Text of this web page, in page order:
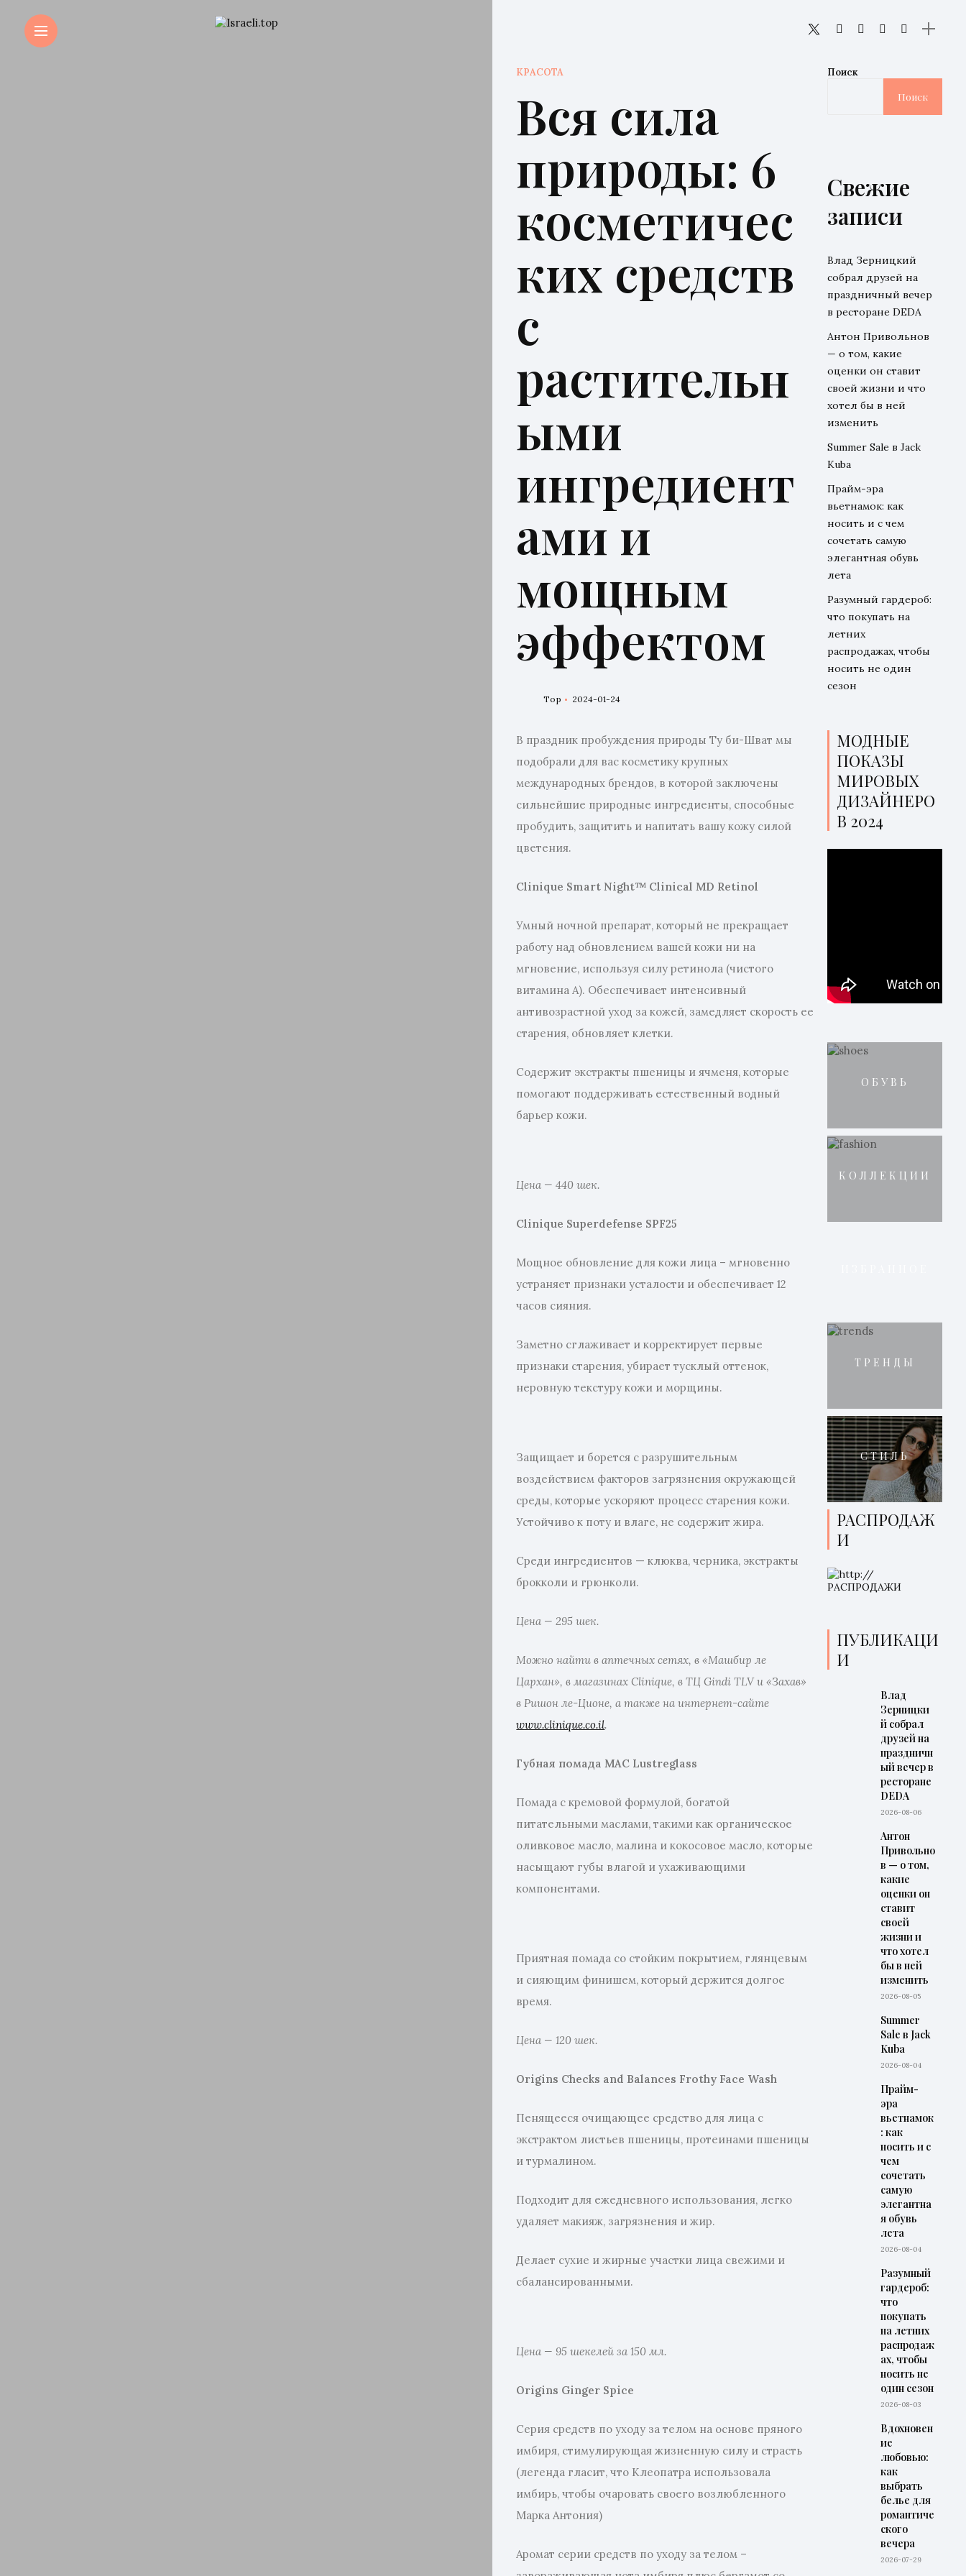
КРАСОТА
Вся сила
природы: 6
косметичес
ких средств
с
растительн
ыми
ингредиент
ами и
мощным
эффектом
Top 2024-01-24
В праздник пробуждения природы Ту би-Шват мы
подобрали для вас косметику крупных
международных брендов, в которой заключены
сильнейшие природные ингредиенты, способные
пробудить, защитить и напитать вашу кожу силой
цветения.
Clinique Smart Night™ Clinical MD Retinol
Умный ночной препарат, который не прекращает
работу над обновлением вашей кожи ни на
мгновение, используя силу ретинола (чистого
витамина А). Обеспечивает интенсивный
антивозрастной уход за кожей, замедляет скорость ее
старения, обновляет клетки.
Содержит экстракты пшеницы и ячменя, которые
помогают поддерживать естественный водный
барьер кожи.
Цена — 440шек.
Clinique Superdefense SPF25
Мощное обновление для кожи лица – мгновенно
устраняет признаки усталости и обеспечивает 12
часов сияния.
Заметно сглаживает и корректирует первые
признаки старения, убирает тусклый оттенок,
неровную текстуру кожи и морщины.
Защищает и борется с разрушительным
воздействием факторов загрязнения окружающей
среды, которые ускоряют процесс старения кожи.
Устойчиво к поту и влаге, не содержит жира.
Среди ингредиентов — клюква, черника, экстракты
брокколи и грюнколи.
Цена — 295 шек.
Можно найти в аптечных сетях, в «Машбир ле
Цархан», в магазинах Clinique, в ТЦ Gindi TLV и «Захав»
в Ришон ле-Ционе, а также на интернет-сайте
www.clinique.co.il.
Губная помада MAC Lustreglass
Помада с кремовой формулой, богатой
питательными маслами, такими как органическое
оливковое масло, малина и кокосовое масло, которые
насыщают губы влагой и ухаживающими
компонентами.
Приятная помада со стойким покрытием, глянцевым
и сияющим финишем, который держится долгое
время.
Цена — 120 шек.
Origins Checks and Balances Frothy Face Wash
Пенящееся очищающее средство для лица с
экстрактом листьев пшеницы, протеинами пшеницы
и турмалином.
Подходит для ежедневного использования, легко
удаляет макияж, загрязнения и жир.
Делает сухие и жирные участки лица свежими и
сбалансированными.
Цена — 95 шекелей за 150 мл.
Origins Ginger Spice
Серия средств по уходу за телом на основе пряного
имбиря, стимулирующая жизненную силу и страсть
(легенда гласит, что Клеопатра использовала
имбирь, чтобы очаровать своего возлюбленного
Марка Антония)
Аромат серии средств по уходу за телом –
Поиск
Поиск
Свежие
записи
Влад Зерницкий
собрал друзей на
праздничный вечер
в ресторане DEDA
Антон Привольнов
— о том, какие
оценки он ставит
своей жизни и что
хотел бы в ней
изменить
Summer Sale в Jack
Kuba
Прайм-эра
вьетнамок: как
носить и с чем
сочетать самую
элегантная обувь
лета
Разумный гардероб:
что покупать на
летних
распродажах, чтобы
носить не один
сезон
МОДНЫЕ
ПОКАЗЫ
МИРОВЫХ
ДИЗАЙНЕРО
В 2024
ОБУВЬ
КОЛЛЕКЦИИ
ТРЕНДЫ
СТИЛЬ
РАСПРОДАЖ
И
ПУБЛИКАЦИ
И
Влад
Зерницки
й собрал
друзей на
праздничн
ый вечер в
ресторане
DEDA
2026-08-06
Антон
Привольно
в — о том,
какие
оценки он
ставит
своей
жизни и
что хотел
бы в ней
изменить
2026-08-05
Summer
Sale в Jack
Kuba
2026-08-04
Прайм-
эра
вьетнамок
: как
носить и с
чем
сочетать
самую
элегантна
я обувь
лета
2026-08-04
Разумный
гардероб:
что
покупать
на летних
распродаж
ах, чтобы
носить не
один сезон
2026-08-03
Вдохновен
ие
любовью:
как
выбрать
белье для
романтиче
ского
вечера
2026-07-29